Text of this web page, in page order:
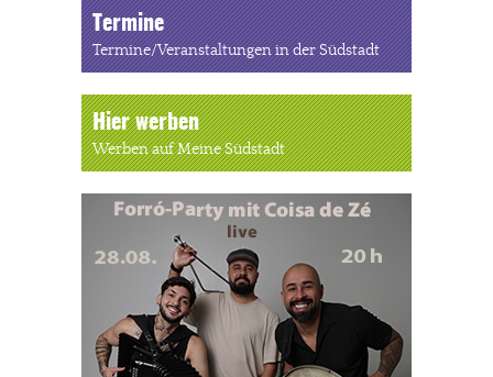
Termine
Termine/Veranstaltungen in der Südstadt
Hier werben
Werben auf Meine Südstadt